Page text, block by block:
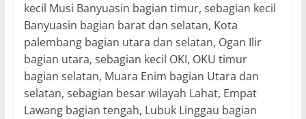
kecil Musi Banyuasin bagian timur, sebagian kecil
Banyuasin bagian barat dan selatan, Kota
palembang bagian utara dan selatan, Ogan Ilir
bagian utara, sebagian kecil OKI, OKU timur
bagian selatan, Muara Enim bagian Utara dan
selatan, sebagian besar wilayah Lahat, Empat
Lawang bagian tengah, Lubuk Linggau bagian